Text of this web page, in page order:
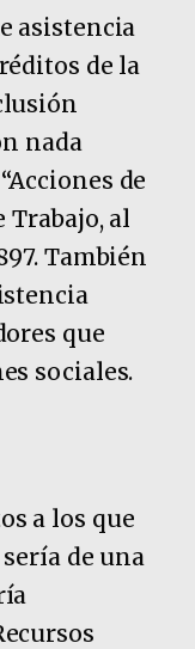
asistencia
de la
nada
de
Trabajo, al
También
que
sociales.
a los que
de una